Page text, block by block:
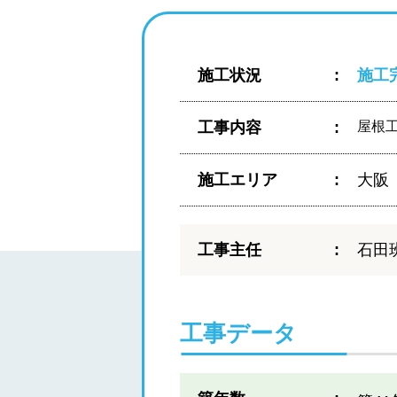
施工状況 施工
工事内容 屋根
施工エリア 大阪
工事主任 石田
工事データ